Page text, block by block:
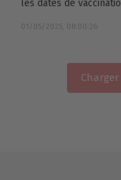
les dates de
01/05/2025, 08:00:26